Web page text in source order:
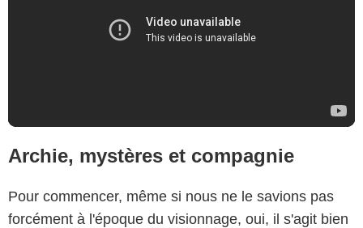
Archie, mystères et compagnie
Pour commencer, même si nous ne le savions pas
forcément à l'époque du visionnage, oui, il s'agit bien